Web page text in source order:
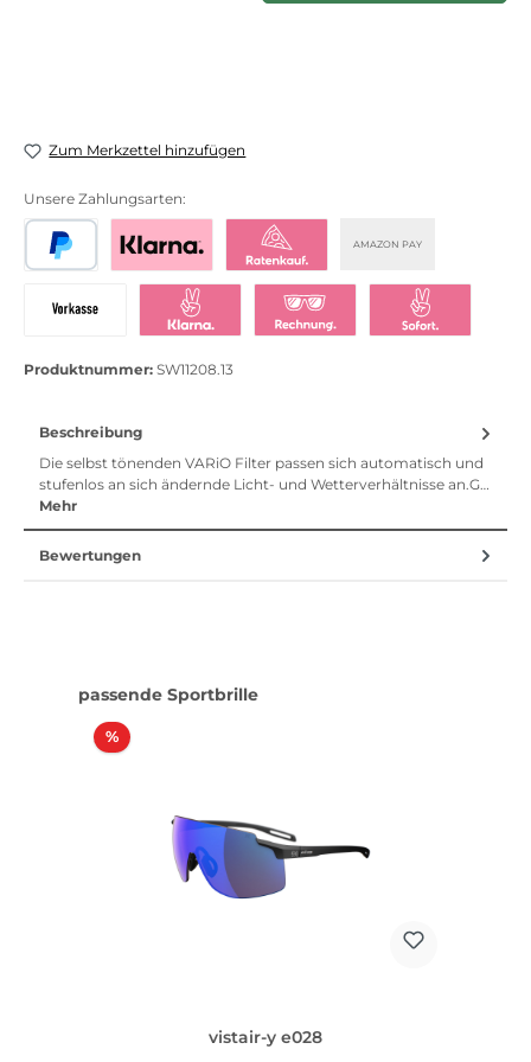
Zum Merkzettel hinzufügen
Unsere Zahlungsarten:
AMAZON PAY
Produktnummer: SW11208.13
Beschreibung
Die selbst tönenden VARiO Filter passen sich automatisch und
stufenlos an sich ändernde Licht- und Wetterverhältnisse an.G…
Mehr
Bewertungen
Produktgalerie überspringen
passende Sportbrille
%Rabatt
vistair-y e028